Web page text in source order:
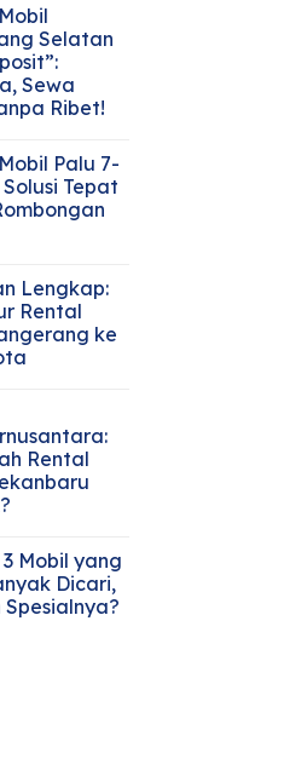
Selatan
Sewa
Ribet!
Palu 7-
Tepat
Lengkap:
Rental
ke
Rental
Mobil yang
Dicari,
Spesialnya?